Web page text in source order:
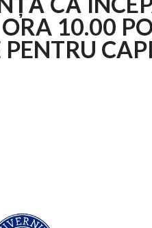
15/07/2026
15/07/2026
lege care... 15/07/2026
10.00